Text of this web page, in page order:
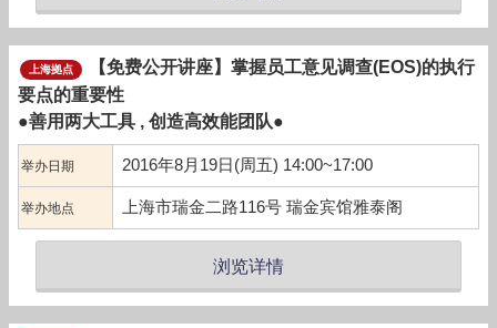
上海拠点
【免费公开讲座】掌握员工意见调查(EOS)的执行
要点的重要性
●善用两大工具 , 创造高效能团队●
举办日期 2016年8月19日(周五) 14:00~17:00
举办地点 上海市瑞金二路116号 瑞金宾馆雅泰阁
浏览详情